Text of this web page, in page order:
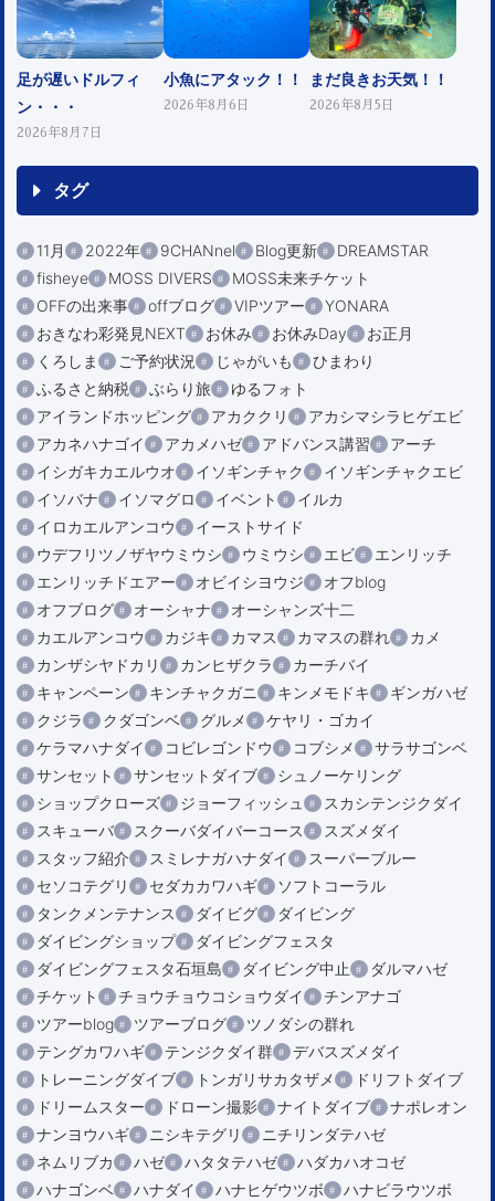
足が遅いドルフィ
ン・・・
2026年8月7日
小魚にアタック！！
2026年8月6日
まだ良きお天気！！
2026年8月5日
タグ
11月 2022年 9CHANnel Blog更新
DREAMSTAR
fisheye
MOSS DIVERS
MOSS未来チケット
OFFの出来事
offブログ VIPツアー
YONARA
おきなわ彩発見NEXT
お休み お休みDay
お正月
くろしま
ご予約状況 じゃがいも
ひまわり
ふるさと納税
ぶらり旅
ゆるフォト
アイランドホッピング
アカククリ
アカシマシラヒゲエビ
アカネハナゴイ
アカメハゼ アドバンス講習
アーチ
イシガキカエルウオ
イソギンチャク
イソギンチャクエビ
イソバナ
イソマグロ イベント
イルカ
イロカエルアンコウ
イーストサイド
ウデフリツノザヤウミウシ
ウミウシ エビ
エンリッチ
エンリッチドエアー
オビイシヨウジ
オフblog
オフブログ
オーシャナ
オーシャンズ十二
カエルアンコウ
カジキ カマス カマスの群れ
カメ
カンザシヤドカリ
カンヒザクラ
カーチバイ
キャンペーン
キンチャクガニ キンメモドキ
ギンガハゼ
クジラ
クダゴンベ グルメ
ケヤリ・ゴカイ
ケラマハナダイ
コビレゴンドウ コブシメ
サラサゴンベ
サンセット
サンセットダイブ
シュノーケリング
ショップクローズ
ジョーフィッシュ
スカシテンジクダイ
スキューバ
スクーバダイバーコース
スズメダイ
スタッフ紹介
スミレナガハナダイ
スーパーブルー
セソコテグリ
セダカカワハギ
ソフトコーラル
タンクメンテナンス
ダイビグ
ダイビング
ダイビングショップ
ダイビングフェスタ
ダイビングフェスタ石垣島
ダイビング中止
ダルマハゼ
チケット
チョウチョウコショウダイ
チンアナゴ
ツアーblog
ツアーブログ
ツノダシの群れ
テングカワハギ
テンジクダイ群
デバスズメダイ
トレーニングダイブ
トンガリサカタザメ
ドリフトダイブ
ドリームスター
ドローン撮影 ナイトダイブ
ナポレオン
ナンヨウハギ
ニシキテグリ
ニチリンダテハゼ
ネムリブカ
ハゼ ハタタテハゼ
ハダカハオコゼ
ハナゴンベ
ハナダイ ハナヒゲウツボ
ハナビラウツボ